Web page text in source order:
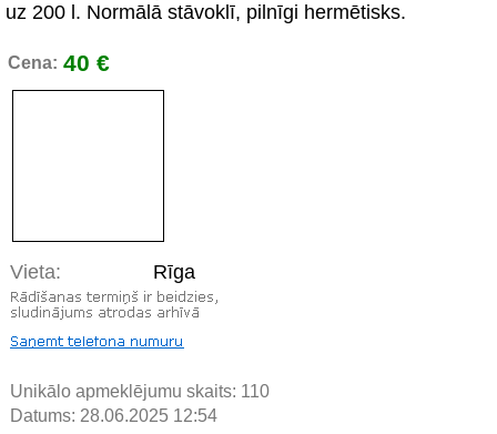
uz 200 l. Normālā stāvoklī, pilnīgi hermētisks.
Cena: 40 €
Vieta: Rīga
Unikālo apmeklējumu skaits: 110
Datums: 28.06.2025 12:54